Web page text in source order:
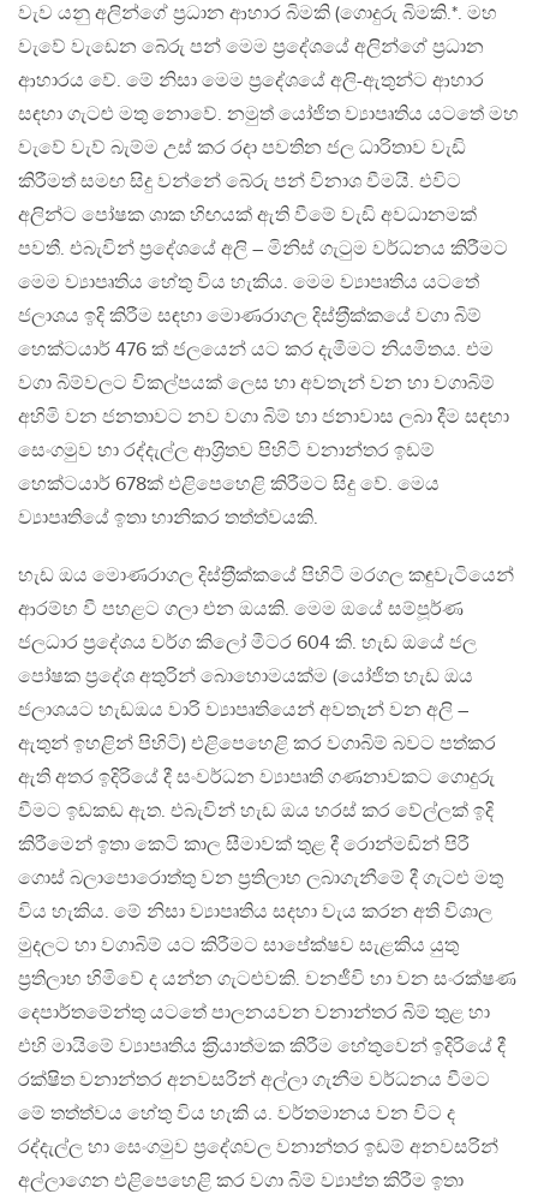
වැව යනු අලින්ගේ ප‍්‍රධාන ආහාර බිමකි (ගොදුරු බිමකි.*. මහ
වැවේ වැඩෙන බේරු පන් මෙම ප‍්‍රදේශයේ අලින්ගේ ප‍්‍රධාන
ආහාරය වේ. මේ නිසා මෙම ප‍්‍රදේශයේ අලි-ඇතුන්ට ආහාර
සඳහා ගැටළු මතු නොවේ. නමුත් යෝජිත ව්‍යාපෘතිය යටතේ මහ
වැවේ වැව් බැම්ම උස් කර රදා පවතින ජල ධාරිතාව වැඩි
කිරීමත් සමඟ සිදු වන්නේ බේරු පන් විනාශ වීමයි. එවිට
අලින්ට පෝෂක ශාක හිඟයක් ඇති වීමේ වැඩි අවධානමක්
පවතී. එබැවින් ප‍්‍රදේශයේ අලි – මිනිස් ගැටුම වර්ධනය කිරීමට
මෙම ව්‍යාපෘතිය හේතු විය හැකිය. මෙම ව්‍යාපෘතිය යටතේ
ජලාශය ඉදි කිරීම සඳහා මොණරාගල දිස්ත‍්‍රීක්කයේ වගා බිම්
හෙක්ටයාර් 476 ක් ජලයෙන් යට කර දැමීමට නියමිතය. එම
වගා බිම්වලට විකල්පයක් ලෙස හා අවතැන් වන හා වගාබිම්
අහිමි වන ජනතාවට නව වගා බිම් හා ජනාවාස ලබා දීම සඳහා
සෙංගමුව හා රද්දැල්ල ආශ‍්‍රිතව පිහිටි වනාන්තර ඉඩම්
හෙක්ටයාර් 678ක් එළිපෙහෙළි කිරීමට සිදු වේ. මෙය
ව්‍යාපෘතියේ ඉතා හානිකර තත්ත්වයකි.
හැඩ ඔය මොණරාගල දිස්ත‍්‍රීක්කයේ පිහිටි මරගල කඳුවැටියෙන්
ආරම්භ වී පහළට ගලා එන ඔයකි. මෙම ඔයේ සම්පූර්ණ
ජලධාර ප‍්‍රදේශය වර්ග කිලෝ මීටර 604 කි. හැඩ ඔයේ ජල
පෝෂක ප‍්‍රදේශ අතුරින් බොහොමයක්ම (යෝජිත හැඩ ඔය
ජලාශයට හැඩඔය වාරි ව්‍යාපෘතියෙන් අවතැන් වන අලි –
ඇතුන් ඉහළින් පිහිටි) එළිපෙහෙළි කර වගාබිම් බවට පත්කර
ඇති අතර ඉදිරියේ දී සංවර්ධන ව්‍යාපෘති ගණනාවකට ගොදුරු
වීමට ඉඩකඩ ඇත. එබැවින් හැඩ ඔය හරස් කර වේල්ලක් ඉදි
කිරීමෙන් ඉතා කෙටි කාල සීමාවක් තුළ දී රොන්මඩින් පිරී
ගොස් බලාපොරොත්තු වන ප‍්‍රතිලාභ ලබාගැනීමේ දී ගැටළු මතු
විය හැකිය. මේ නිසා ව්‍යාපෘතිය සදහා වැය කරන අති විශාල
මුදලට හා වගාබිම් යට කිරීමට සාපේක්ෂව සැළකිය යුතු
ප‍්‍රතිලාභ හිමිවේ ද යන්න ගැටළුවකි. වනජීවි හා වන සංරක්ෂණ
දෙපාර්තමේන්තු යටතේ පාලනයවන වනාන්තර බිම් තුළ හා
එහි මායිමේ ව්‍යාපෘතිය ක‍්‍රියාත්මක කිරීම හේතුවෙන් ඉදිරියේ දී
රක්ෂිත වනාන්තර අනවසරින් අල්ලා ගැනීම වර්ධනය වීමට
මේ තත්ත්වය හේතු විය හැකි ය. වර්තමානය වන විට ද
රද්දැල්ල හා සෙංගමුව ප‍්‍රදේශවල වනාන්තර ඉඩම් අනවසරින්
අල්ලාගෙන එළිපෙහෙළි කර වගා බිම් ව්‍යාප්ත කිරීම ඉතා